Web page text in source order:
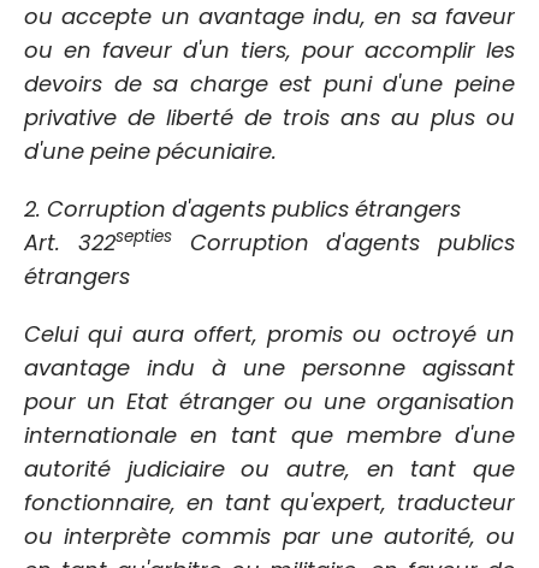
ou accepte un avantage indu, en sa faveur
ou en faveur d'un tiers, pour accomplir les
devoirs de sa charge est puni d'une peine
privative de liberté de trois ans au plus ou
d'une peine pécuniaire.
2. Corruption d'agents publics étrangers
Art. 322septiesCorruption d'agents publics
étrangers
Celui qui aura offert, promis ou octroyé un
avantage indu à une personne agissant
pour un Etat étranger ou une organisation
internationale en tant que membre d'une
autorité judiciaire ou autre, en tant que
fonctionnaire, en tant qu'expert, traducteur
ou interprète commis par une autorité, ou